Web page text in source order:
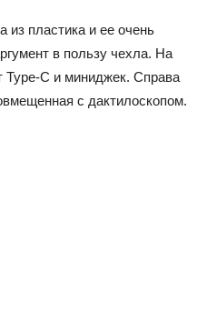
из пластика и ее очень
в пользу чехла. На
Type-C и миниджек. Справа
с дактилоскопом.